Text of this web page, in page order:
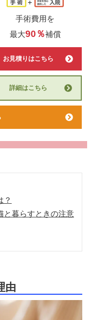
手術費用を
最大90％補償
お見積りはこちら
詳細はこちら
？
と暮らすときの注意
由